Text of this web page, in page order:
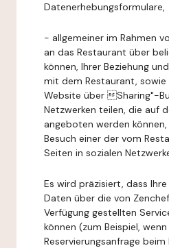
Datenerhebungsformulare,
- allgemeiner im Rahmen
an das Restaurant über
können, Ihrer Beziehung
mit dem Restaurant, sowie
Website über Sharing"-
Netzwerken teilen, die auf
angeboten werden
Besuch einer der vom
Seiten in sozialen
Es wird präzisiert, dass
Daten über die von
Verfügung gestellten
können (zum Beispiel, wenn
Reservierungsanfrage